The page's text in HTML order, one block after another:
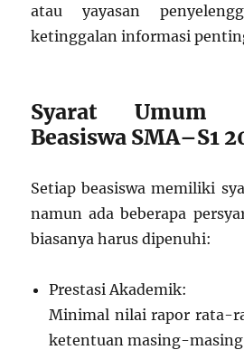
atau yayasan
ketinggalan informasi
Syarat Umum
Beasiswa SMA–S1
Setiap beasiswa memiliki
namun ada beberapa
biasanya harus dipenuhi:
Prestasi Akademik:
Minimal nilai rapor rata-
ketentuan masing-masing